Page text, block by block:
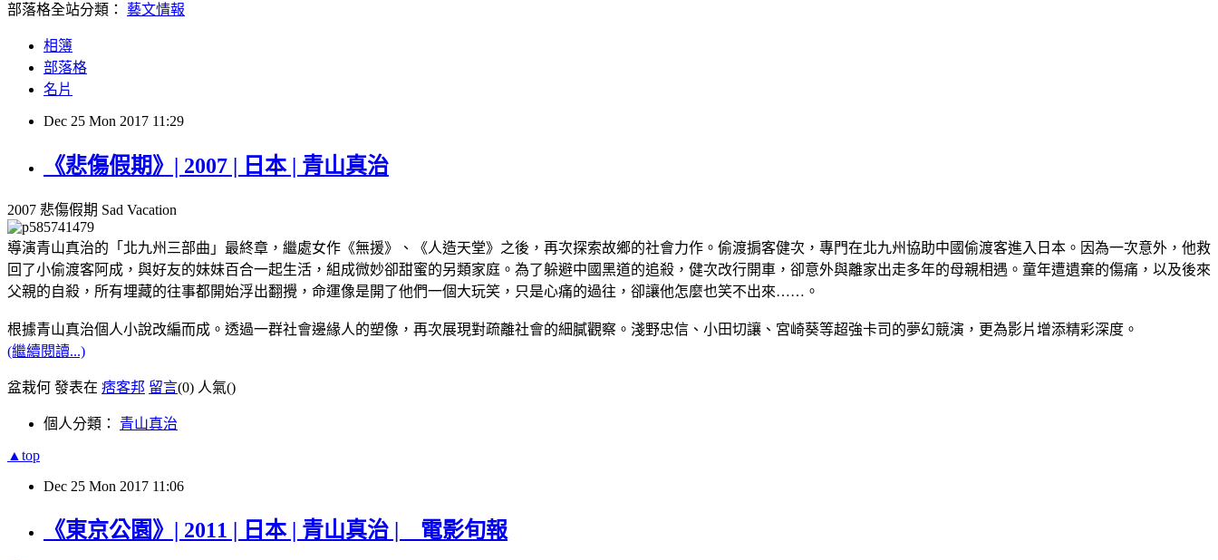
部落格全站分類： 藝文情報
相簿
部落格
名片
Dec 25 Mon 2017 11:29
《悲傷假期》| 2007 | 日本 | 青山真治
2007 悲傷假期 Sad Vacation
導演青山真治的「北九州三部曲」最終章，繼處女作《無援》、《人造天堂》之後，再次探索故鄉的社會力作。偷渡掮客健次，專門在北九州協助中國偷渡客進入日本。因為一次意外，他救
回了小偷渡客阿成，與好友的妹妹百合一起生活，組成微妙卻甜蜜的另類家庭。為了躲避中國黑道的追殺，健次改行開車，卻意外與離家出走多年的母親相遇。童年遭遺棄的傷痛，以及後來
父親的自殺，所有埋藏的往事都開始浮出翻攪，命運像是開了他們一個大玩笑，只是心痛的過往，卻讓他怎麼也笑不出來……。
根據青山真治個人小說改編而成。透過一群社會邊緣人的塑像，再次展現對疏離社會的細膩觀察。淺野忠信、小田切讓、宮崎葵等超強卡司的夢幻競演，更為影片增添精彩深度。
(繼續閱讀...)
盆栽何 發表在 痞客邦 留言(0) 人氣()
個人分類： 青山真治
▲top
Dec 25 Mon 2017 11:06
《東京公園》| 2011 | 日本 | 青山真治 | 電影旬報